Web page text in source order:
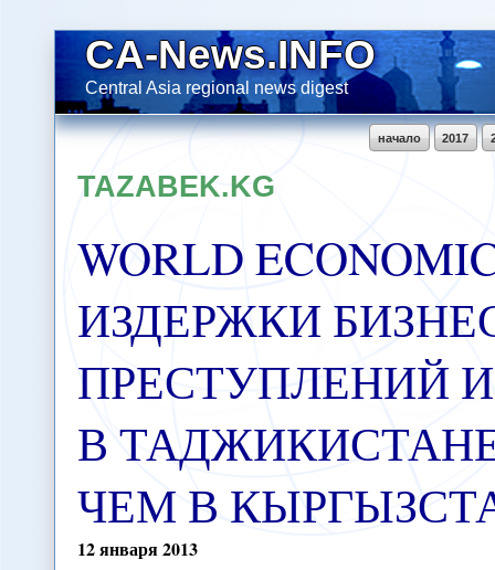
CA-News.INFO
Central Asia regional news digest
2017
начало
TAZABEK.KG
WORLD
ИЗДЕРЖКИ
ПРЕСТУПЛЕНИЙ
В
ЧЕМ В
12января2013